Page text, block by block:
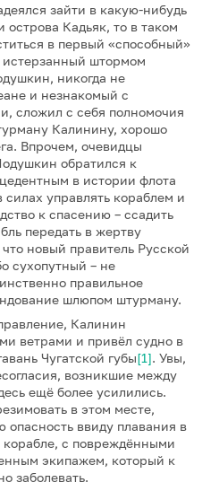
зайти в какую-нибудь
острова Кадьяк, то в таком
в первый «способный»
истерзанный штормом
никогда не
и незнакомый с
сложил с себя полномочия
Калинину, хорошо
Впрочем, очевидцы
обратился к
в истории флота
управлять кораблем и
к спасению – ссадить
передать в жертву
новый правитель Русской
сухопутный – не
правильное
шлюпом штурману.
Калинин
ветрами и привёл судно в
Чугатской губы[1]. Увы,
возникшие между
ещё более усилились.
в этом месте,
опасность ввиду плавания в
с повреждёнными
экипажем, который к
заболевать.